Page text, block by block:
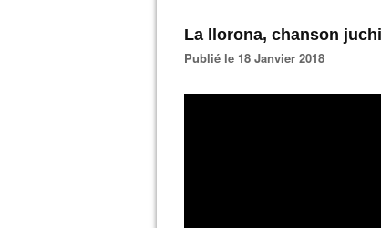
La llorona, chanson
Publié le 18 Janvier 2018